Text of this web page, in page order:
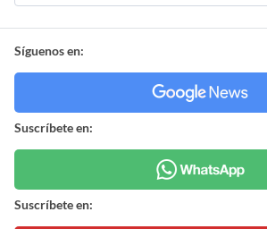
Síguenos en:
Suscríbete en:
Suscríbete en: